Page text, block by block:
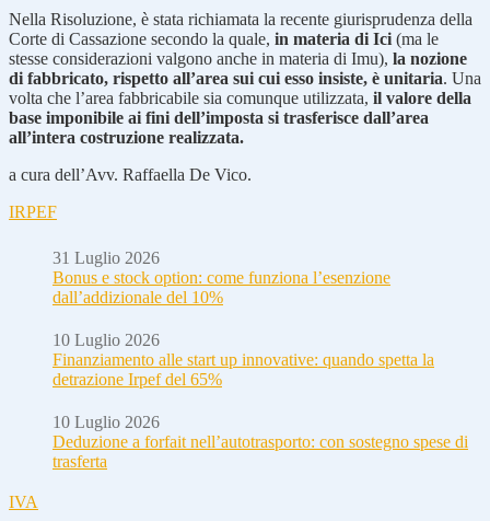
Nella Risoluzione, è stata richiamata la recente giurisprudenza della
Corte di Cassazione secondo la quale, in materia di Ici (ma le
stesse considerazioni valgono anche in materia di Imu), la nozione
di fabbricato, rispetto all’area sui cui esso insiste, è unitaria. Una
volta che l’area fabbricabile sia comunque utilizzata, il valore della
base imponibile ai fini dell’imposta si trasferisce dall’area
all’intera costruzione realizzata.
a cura dell’Avv. Raffaella De Vico.
IRPEF
31 Luglio 2026
Bonus e stock option: come funziona l’esenzione
dall’addizionale del 10%
10 Luglio 2026
Finanziamento alle start up innovative: quando spetta la
detrazione Irpef del 65%
10 Luglio 2026
Deduzione a forfait nell’autotrasporto: con sostegno spese di
trasferta
IVA